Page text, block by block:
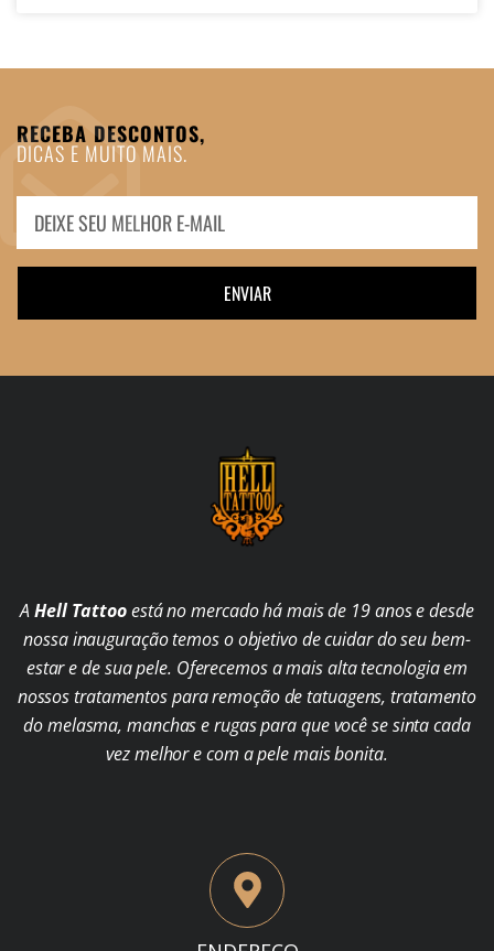
RECEBA DESCONTOS,
DICAS E MUITO MAIS.
ENVIAR
AHell Tattooestá no mercado há mais de 19 anos e desde
nossa inauguração temos o objetivo de cuidar do seu bem-
estar e de sua pele. Oferecemos a mais alta tecnologia em
nossos tratamentos para remoção de tatuagens, tratamento
do melasma, manchas e rugas para que você se sinta cada
vez melhor e com a pele mais bonita.